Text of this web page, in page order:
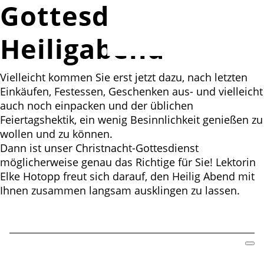
Gottesdienst an
Heiligabend
Vielleicht kommen Sie erst jetzt dazu, nach letzten
Einkäufen, Festessen, Geschenken aus- und vielleicht
auch noch einpacken und der üblichen
Feiertagshektik, ein wenig Besinnlichkeit genießen zu
wollen und zu können.
Dann ist unser Christnacht-Gottesdienst
möglicherweise genau das Richtige für Sie! Lektorin
Elke Hotopp freut sich darauf, den Heilig Abend mit
Ihnen zusammen langsam ausklingen zu lassen.